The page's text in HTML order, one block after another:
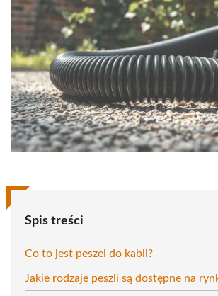
Spis treści
Co to jest peszel do kabli?
Jakie rodzaje peszli są dostępne na